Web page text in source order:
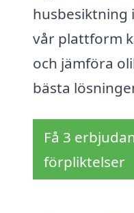
husbesiktning
vår plattform
och jämföra
bästa
Få 3
förpliktelser